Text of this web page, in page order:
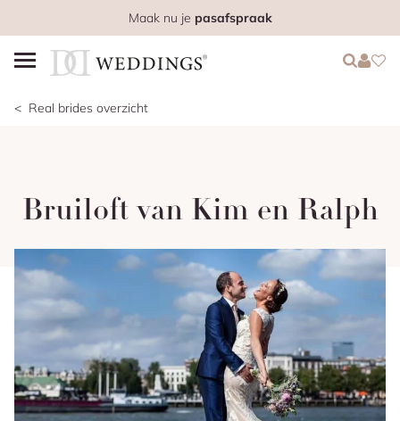
Maak nu je pasafspraak
Login
Login
Real brides overzicht
Bruiloft van Kim en Ralph